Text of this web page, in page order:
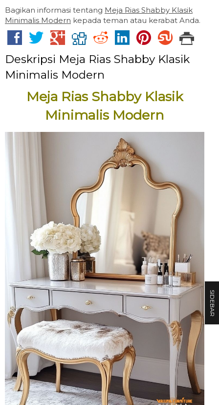
Bagikan informasi tentang Meja Rias Shabby Klasik
Minimalis Modern kepada teman atau kerabat Anda.
Deskripsi Meja Rias Shabby Klasik
Minimalis Modern
Meja Rias Shabby Klasik
Minimalis Modern
SIDEBAR